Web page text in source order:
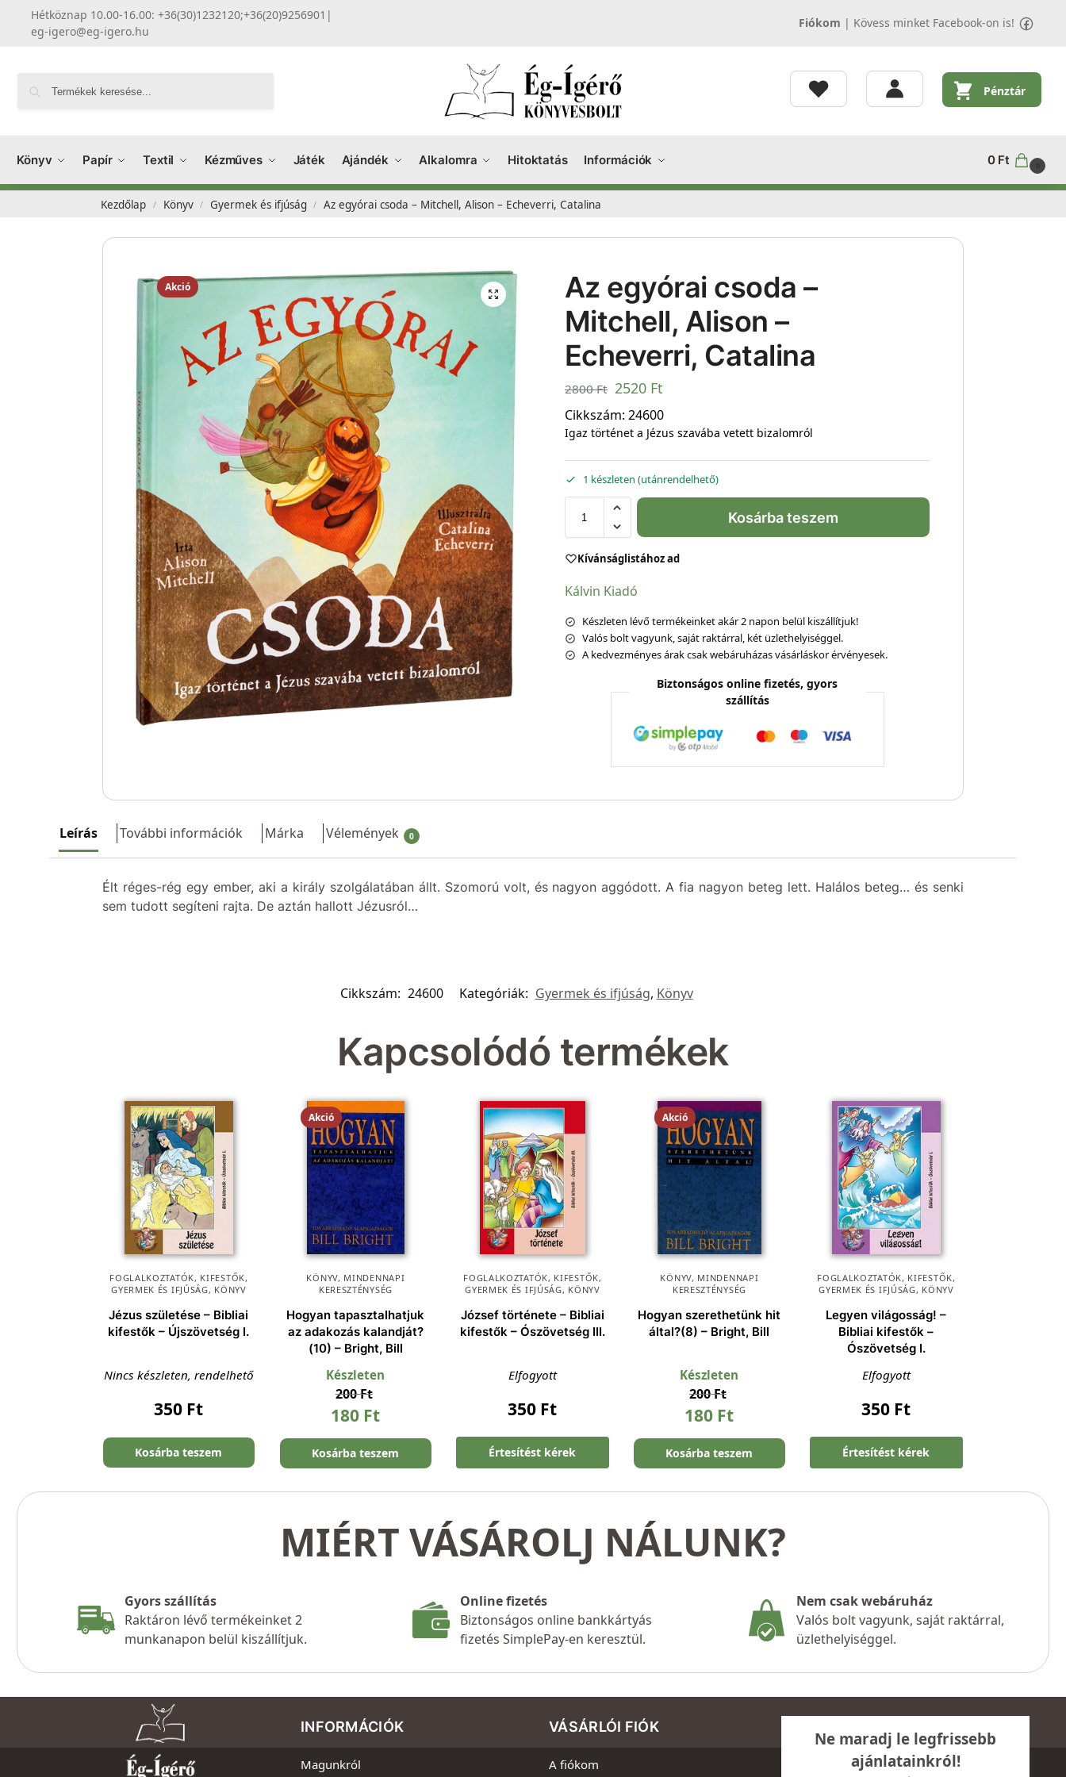
Hétköznap 10.00-16.00: +36(30)1232120;+36(20)9256901 |
eg-igero@eg-igero.hu
Fiókom | Kövess minket Facebook-on is!
Pénztár
Könyv Papír Textil Kézműves Játék Ajándék Alkalomra Hitoktatás Információk 0 Ft 0
Kezdőlap / Könyv / Gyermek és ifjúság / Az egyórai csoda – Mitchell, Alison – Echeverri, Catalina
Akció
Az egyórai csoda –
Mitchell, Alison –
Echeverri, Catalina
2800Ft 2520 Ft
Cikkszám: 24600
Igaz történet a Jézus szavába vetett bizalomról
1 készleten (utánrendelhető)
Kosárba teszem
Kívánságlistához ad
Kálvin Kiadó
Készleten lévő termékeinket akár 2 napon belül kiszállítjuk!
Valós bolt vagyunk, saját raktárral, két üzlethelyiséggel.
A kedvezményes árak csak webáruházas vásárláskor érvényesek.
Biztonságos online fizetés, gyors
szállítás
Leírás További információk Márka Vélemények 0
Élt réges-rég egy ember, aki a király szolgálatában állt. Szomorú volt, és nagyon aggódott. A fia nagyon beteg lett. Halálos beteg… és senki
sem tudott segíteni rajta. De aztán hallott Jézusról…
Cikkszám: 24600 Kategóriák: Gyermek és ifjúság, Könyv
Kapcsolódó termékek
FOGLALKOZTATÓK, KIFESTŐK,
GYERMEK ÉS IFJÚSÁG, KÖNYV
Jézus születése – Bibliai
kifestők – Újszövetség I.
Nincs készleten, rendelhető
350 Ft
Kosárba teszem
Akció
KÖNYV, MINDENNAPI
KERESZTÉNYSÉG
Hogyan tapasztalhatjuk
az adakozás kalandját?
(10) – Bright, Bill
Készleten
200Ft
180 Ft
Kosárba teszem
FOGLALKOZTATÓK, KIFESTŐK,
GYERMEK ÉS IFJÚSÁG, KÖNYV
József története – Bibliai
kifestők – Ószövetség III.
Elfogyott
350 Ft
Értesítést kérek
Akció
KÖNYV, MINDENNAPI
KERESZTÉNYSÉG
Hogyan szerethetünk hit
által?(8) – Bright, Bill
Készleten
200Ft
180 Ft
Kosárba teszem
FOGLALKOZTATÓK, KIFESTŐK,
GYERMEK ÉS IFJÚSÁG, KÖNYV
Legyen világosság! –
Bibliai kifestők –
Ószövetség I.
Elfogyott
350 Ft
Értesítést kérek
MIÉRT VÁSÁROLJ NÁLUNK?
Gyors szállítás
Raktáron lévő termékeinket 2
munkanapon belül kiszállítjuk.
Online fizetés
Biztonságos online bankkártyás
fizetés SimplePay-en keresztül.
Nem csak webáruház
Valós bolt vagyunk, saját raktárral,
üzlethelyiséggel.
INFORMÁCIÓK
Magunkról
VÁSÁRLÓI FIÓK
A fiókom
Ne maradj le legfrissebb
ajánlatainkról!